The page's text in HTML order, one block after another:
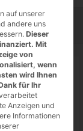
Tests
gestartet
/1
auf unserer
andere uns
Dieser
Mit
von
wenn
wird Ihnen
für Ihr
Anzeigen und
Informationen